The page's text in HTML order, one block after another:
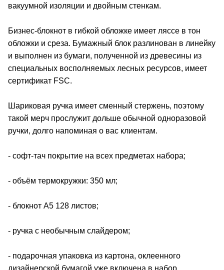
вакуумной изоляции и двойным стенкам.
Бизнес-блокнот в гибкой обложке имеет ляссе в тон
обложки и среза. Бумажный блок разлинован в линейку
и выполнен из бумаги, полученной из древесины из
специальных восполняемых лесных ресурсов, имеет
сертификат FSC.
Шариковая ручка имеет сменный стержень, поэтому
такой мерч прослужит дольше обычной одноразовой
ручки, долго напоминая о вас клиентам.
- софт-тач покрытие на всех предметах набора;
- объём термокружки: 350 мл;
- блокнот А5 128 листов;
- ручка с необычным слайдером;
- подарочная упаковка из картона, оклеенного
дизайнерской бумагой уже включена в набор.